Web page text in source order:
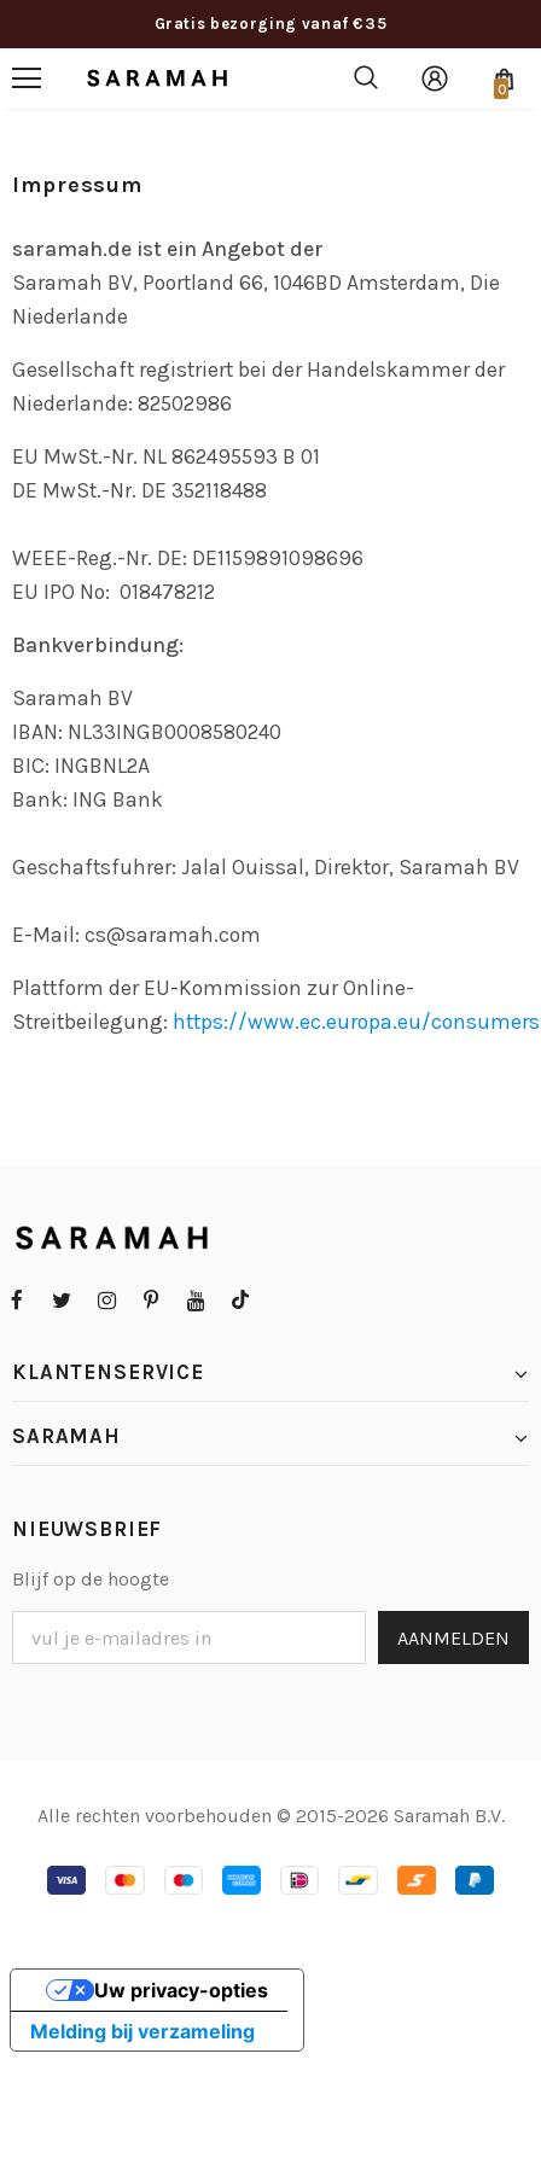
Gratis bezorging vanaf €35
0
Impressum
saramah.de ist ein Angebot der
Saramah BV, Poortland 66, 1046BD Amsterdam, Die
Niederlande
Gesellschaft registriert bei der Handelskammer der
Niederlande: 82502986
EU MwSt.-Nr. NL 862495593 B 01
DE MwSt.-Nr. DE 352118488
WEEE-Reg.-Nr. DE: DE1159891098696
EU IPO No: 018478212
Bankverbindung:
Saramah BV
IBAN: NL33INGB0008580240
BIC: INGBNL2A
Bank: ING Bank
Geschaftsfuhrer: Jalal Ouissal, Direktor, Saramah BV
E-Mail: cs@saramah.com
Plattform der EU-Kommission zur Online-
Streitbeilegung: https://www.ec.europa.eu/
KLANTENSERVICE
SARAMAH
NIEUWSBRIEF
Blijf op de hoogte
Alle rechten voorbehouden © 2015-2026 Saramah B.V.
Melding bij verzameling
Uw privacy-opties